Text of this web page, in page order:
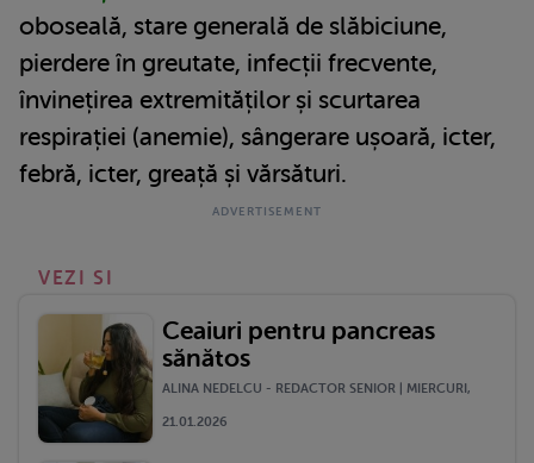
oboseală, stare generală de slăbiciune,
pierdere în greutate, infecții frecvente,
învinețirea extremităților și scurtarea
respirației (anemie), sângerare ușoară, icter,
febră, icter, greață și vărsături.
VEZI SI
Ceaiuri pentru pancreas
sănătos
ALINA NEDELCU - REDACTOR SENIOR | MIERCURI,
21.01.2026